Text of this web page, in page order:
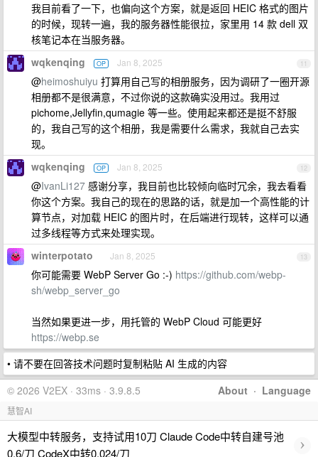
我目前看了一下，也偏向这个方案，就是返回 HEIC 格式的图片
的时候，现转一遍，我的服务器性能很拉，家里用 14 款 dell 双
核笔记本在当服务器。
11
wqkenqing OP Jan 8, 2025
@heimoshuiyu 打算用自己写的相册服务，因为调研了一圈开源
相册都不是很满意，不过你说的这款确实没用过。我用过
pichome,Jellyfin,qumagie 等一些。使用起来都还是挺不舒服
的，我自己写的这个相册，我是需要什么需求，我就自己去实
现。
12
wqkenqing OP Jan 8, 2025
@IvanLi127 感谢分享，我目前也比较倾向临时冗余，我去看看
你这个方案。我自己的现在的思路的话，就是加一个高性能的计
算节点，对加载 HEIC 的图片时，在后端进行现转，这样可以通
过多线程等方式来处理实现。
13
winterpotato Jan 8, 2025
你可能需要 WebP Server Go :-) https://github.com/webp-
sh/webp_server_go
当然如果更进一步，用托管的 WebP Cloud 可能更好
https://webp.se
• 请不要在回答技术问题时复制粘贴 AI 生成的内容
About · Language
© 2026 V2EX · 33ms · 3.9.8.5
慧智AI
大模型中转服务，支持试用10刀 Claude Code中转自建号池
0.6/刀 CodeX中转0.024/刀
›